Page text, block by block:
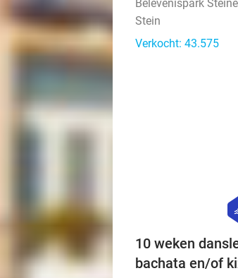
Belevenispark
Stein
Verkocht: 43.575
10 weken
bachata en/of